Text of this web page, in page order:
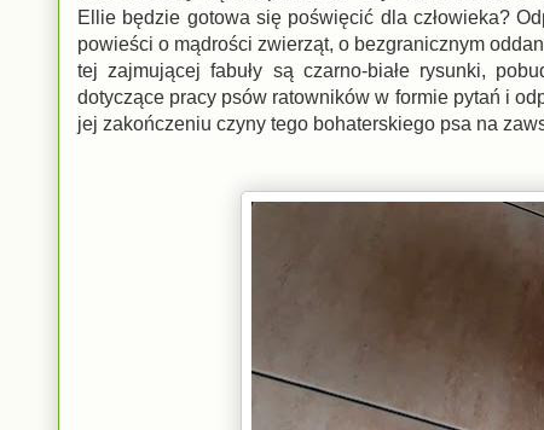
Ellie będzie gotowa się poświęcić dla człowieka?
powieści o mądrości zwierząt, o bezgranicznym
tej zajmującej fabuły są czarno-białe rysunki,
dotyczące pracy psów ratowników w formie pytań i
jej zakończeniu czyny tego bohaterskiego psa na